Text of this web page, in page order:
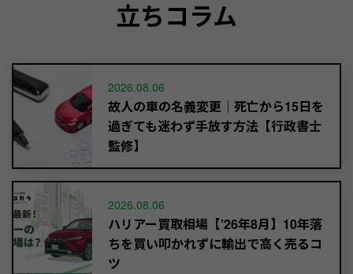
立ちコラム
2026.08.06
故人の車の名義変更｜死亡から15日を
過ぎても迷わず手放す方法【行政書士
監修】
2026.08.06
ハリアー買取相場【’26年8月】10年落
ちを買い叩かれずに輸出で高く売るコ
ツ